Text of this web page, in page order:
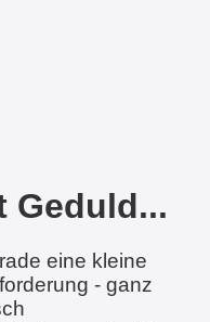
Geduld...
eine kleine
- ganz